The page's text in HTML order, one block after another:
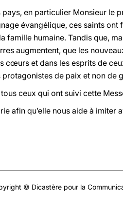
en particulier Monsieur le
évangélique, ces saints
humaine. Tandis que,
augmentent, que les
cœurs et dans les esprits de
de paix et non de
ceux qui ont suivi cette
afin qu’elle nous aide à imiter
© Dicastère pour la